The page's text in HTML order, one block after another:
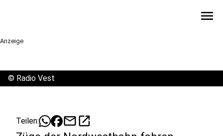
menu
Anzeige
© Radio Vest
Teilen: mailopen_in_new